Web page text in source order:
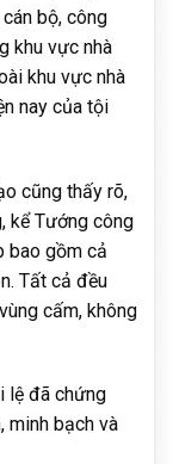
bộ, công
khu vực nhà
khu vực nhà
nay của tội
cũng thấy rõ,
kể Tướng công
bao gồm cả
Tất cả đều
cấm, không
lệ đã chứng
minh bạch và